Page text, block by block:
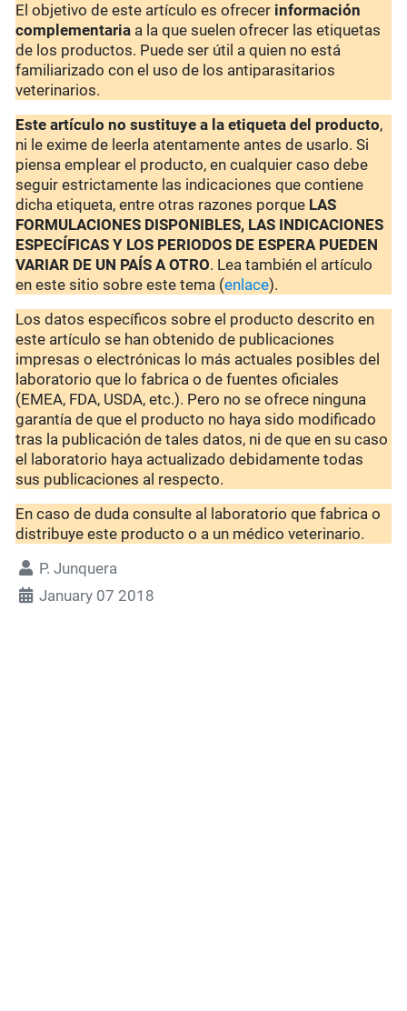
El objetivo de este artículo es ofrecer información
complementaria a la que suelen ofrecer las etiquetas
de los productos. Puede ser útil a quien no está
familiarizado con el uso de los antiparasitarios
veterinarios.
Este artículo no sustituye a la etiqueta del producto,
ni le exime de leerla atentamente antes de usarlo. Si
piensa emplear el producto, en cualquier caso debe
seguir estrictamente las indicaciones que contiene
dicha etiqueta, entre otras razones porque LAS
FORMULACIONES DISPONIBLES, LAS INDICACIONES
ESPECÍFICAS Y LOS PERIODOS DE ESPERA PUEDEN
VARIAR DE UN PAÍS A OTRO. Lea también el artículo
en este sitio sobre este tema (enlace).
Los datos específicos sobre el producto descrito en
este artículo se han obtenido de publicaciones
impresas o electrónicas lo más actuales posibles del
laboratorio que lo fabrica o de fuentes oficiales
(EMEA, FDA, USDA, etc.). Pero no se ofrece ninguna
garantía de que el producto no haya sido modificado
tras la publicación de tales datos, ni de que en su caso
el laboratorio haya actualizado debidamente todas
sus publicaciones al respecto.
En caso de duda consulte al laboratorio que fabrica o
distribuye este producto o a un médico veterinario.
P. Junquera
January 07 2018